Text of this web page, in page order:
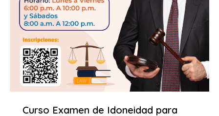
Curso Examen de Idoneidad para